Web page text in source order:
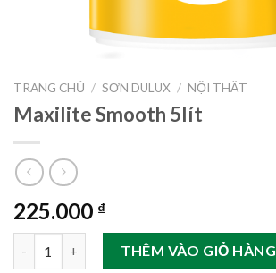
TRANG CHỦ / SƠN DULUX / NỘI THẤT
Maxilite Smooth 5lít
225.000 ₫
Maxilite Smooth 5lít số lượngTHÊM VÀO GIỎ HÀNG